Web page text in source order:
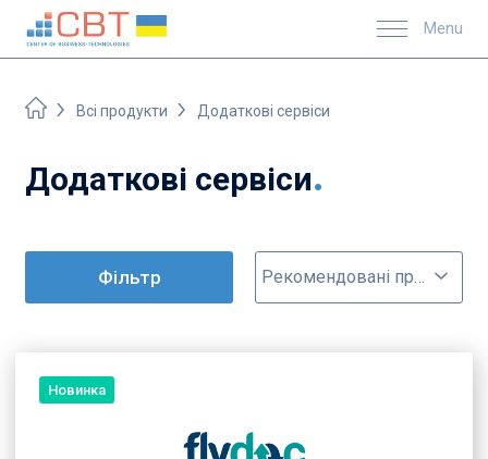
Menu
Всі продукти Додаткові сервіси
Додаткові сервіси
Фільтр Рекомендовані програми
Новинка